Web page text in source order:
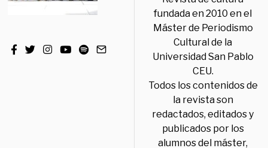
fundada en 2010 en el
Máster de Periodismo
Cultural de la
Universidad San Pablo
CEU.
Todos los contenidos de
la revista son
redactados, editados y
publicados por los
alumnos del máster,